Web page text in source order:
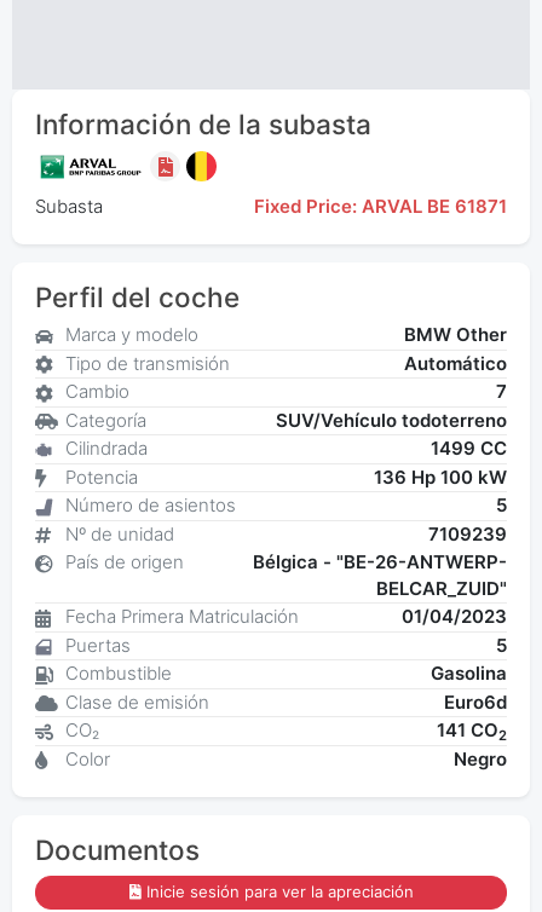
Información de la subasta
Subasta Fixed Price: ARVAL BE 61871
Perfil del coche
Marca y modelo
BMW Other
Tipo de transmisión
Automático
Cambio
7
Categoría
SUV/Vehículo todoterreno
Cilindrada
1499 CC
Potencia
136 Hp 100 kW
Número de asientos
5
Nº de unidad
7109239
País de origen
Bélgica - "BE-26-ANTWERP-
BELCAR_ZUID"
Fecha Primera Matriculación
01/04/2023
Puertas
5
Combustible
Gasolina
Clase de emisión
Euro6d
CO₂
141 CO2
Color Negro
Documentos
Inicie sesión para ver la apreciación